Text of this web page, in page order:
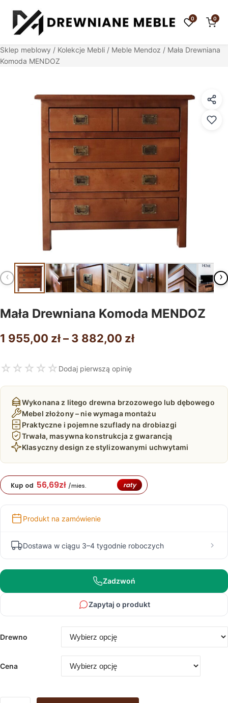
0 0
Sklep meblowy / Kolekcje Mebli / Meble Mendoz / Mała Drewniana
Komoda MENDOZ
‹ ›
Mała Drewniana Komoda MENDOZ
1 955,00 zł– 3 882,00 złZakres
955,00 zł
do
3
882,00 zł
☆ ☆ ☆ ☆ ☆ Dodaj pierwszą opinię
Wykonana z litego drewna brzozowego lub dębowego
Mebel złożony – nie wymaga montażu
Praktyczne i pojemne szuflady na drobiazgi
Trwała, masywna konstrukcja z gwarancją
Klasyczny design ze stylizowanymi uchwytami
Kup od 56,69zł /mies. raty
Produkt na zamówienie
Dostawa w ciągu 3–4 tygodnie roboczych
Zadzwoń
Zapytaj o produkt
Drewno
Cena